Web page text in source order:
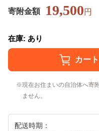
寄附金額 19,500円
在庫: あり
現在お住まいの自治体へ寄
ません。
配送時期：